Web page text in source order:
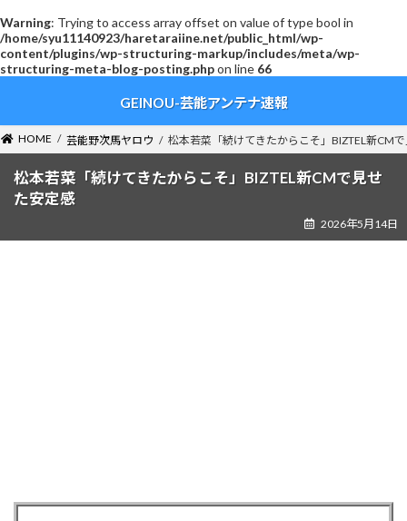
Warning: Trying to access array offset on value of type bool in
/home/syu11140923/haretaraiine.net/public_html/wp-
content/plugins/wp-structuring-markup/includes/meta/wp-
structuring-meta-blog-posting.phpon line 66
ン
ツ
ー
シ
GEINOU-芸能アンテナ速報
HOME 芸能野次馬ヤロウ 松本若菜「続けてきたからこそ」BIZTEL新CM
松本若菜「続けてきたからこそ」BIZTEL新CMで見せ
た安定感
2026年5月14日